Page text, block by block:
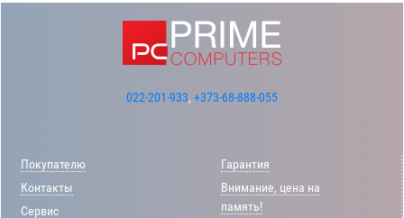
022-201-933, +373-68-888-055
Покупателю
Контакты
Сервис
Гарантия
Внимание, цена на
память!